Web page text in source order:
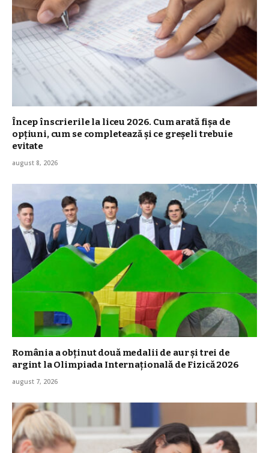
Încep înscrierile la liceu 2026. Cum arată fișa de
opțiuni, cum se completează și ce greșeli trebuie
evitate
august 8, 2026
România a obţinut două medalii de aur şi trei de
argint la Olimpiada Internaţională de Fizică 2026
august 7, 2026